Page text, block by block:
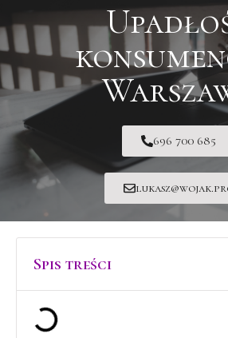
696 700 685
Spis treści